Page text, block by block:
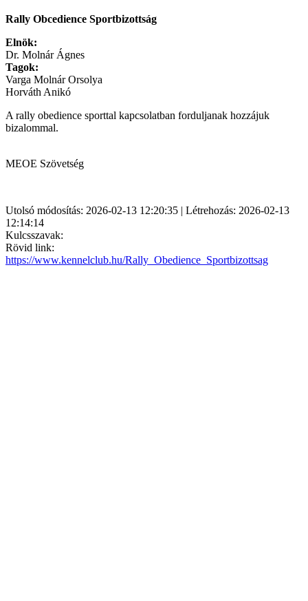
Rally Obcedience Sportbizottság
Elnök:
Dr. Molnár Ágnes
Tagok:
Varga Molnár Orsolya
Horváth Anikó
A rally obedience sporttal kapcsolatban forduljanak hozzájuk
bizalommal.
MEOE Szövetség
Utolsó módosítás: 2026-02-13 12:20:35 | Létrehozás: 2026-02-13
12:14:14
Kulcsszavak:
Rövid link:
https://www.kennelclub.hu/Rally_Obedience_Sportbizottsag